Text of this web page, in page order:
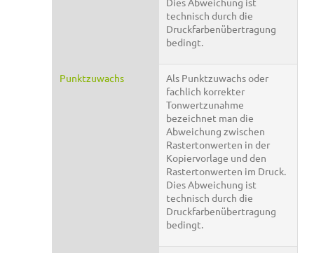
technisch durch die
Druckfarbenübertragung
bedingt.
Punktzuwachs
Als Punktzuwachs oder
fachlich korrekter
Tonwertzunahme
bezeichnet man die
Abweichung zwischen
Rastertonwerten in der
Kopiervorlage und den
Rastertonwerten im Druck.
Dies Abweichung ist
technisch durch die
Druckfarbenübertragung
bedingt.